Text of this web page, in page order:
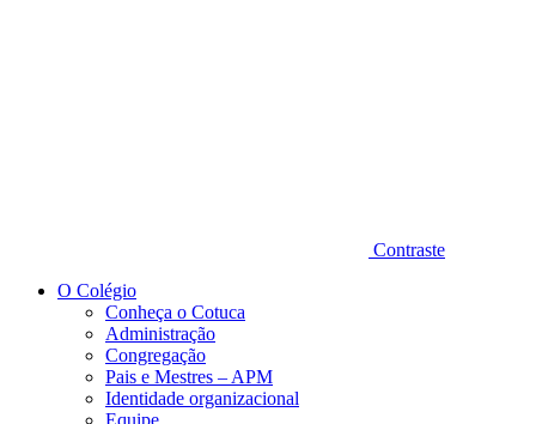
Contraste
O Colégio
Conheça o Cotuca
Administração
Congregação
Pais e Mestres – APM
Identidade organizacional
Equipe